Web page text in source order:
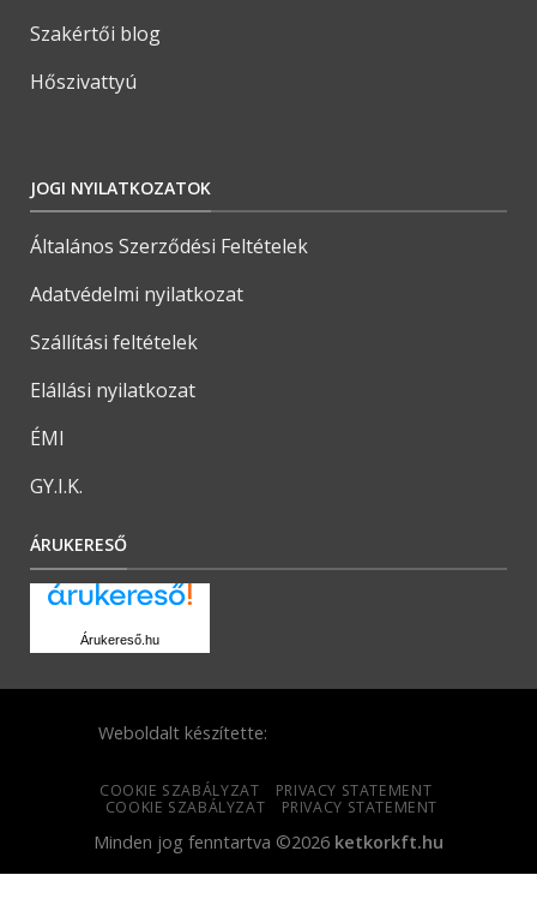
Szakértői blog
Hőszivattyú
JOGI NYILATKOZATOK
Általános Szerződési Feltételek
Adatvédelmi nyilatkozat
Szállítási feltételek
Elállási nyilatkozat
ÉMI
GY.I.K.
ÁRUKERESŐ
Árukereső.hu
Weboldalt készítette:
COOKIE SZABÁLYZAT
PRIVACY STATEMENT
COOKIE SZABÁLYZAT
PRIVACY STATEMENT
Minden jog fenntartva ©2026 ketkorkft.hu